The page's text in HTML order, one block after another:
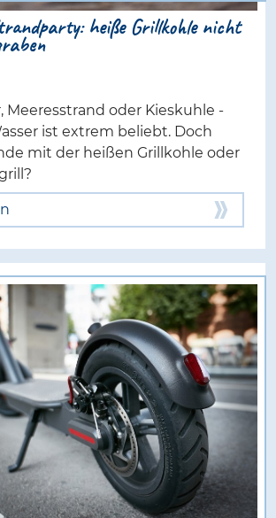
heiße Grillkohle nicht
Meeresstrand oder Kieskuhle -
ist extrem beliebt. Doch
mit der heißen Grillkohle oder